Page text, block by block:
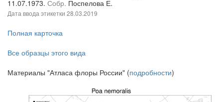
11.07.1973. Собр. Поспелова Е.
Дата ввода этикетки 28.03.2019
Полная карточка
Все образцы этого вида
Материалы "Атласа флоры России" (подробности)